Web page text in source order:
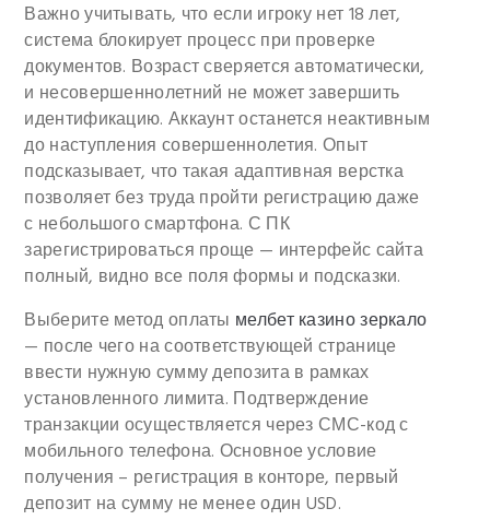
Важно учитывать, что если игроку нет 18 лет,
система блокирует процесс при проверке
документов. Возраст сверяется автоматически,
и несовершеннолетний не может завершить
идентификацию. Аккаунт останется неактивным
до наступления совершеннолетия. Опыт
подсказывает, что такая адаптивная верстка
позволяет без труда пройти регистрацию даже
с небольшого смартфона. С ПК
зарегистрироваться проще — интерфейс сайта
полный, видно все поля формы и подсказки.
Выберите метод оплаты мелбет казино зеркало
— после чего на соответствующей странице
ввести нужную сумму депозита в рамках
установленного лимита. Подтверждение
транзакции осуществляется через СМС-код с
мобильного телефона. Основное условие
получения – регистрация в конторе, первый
депозит на сумму не менее один USD.